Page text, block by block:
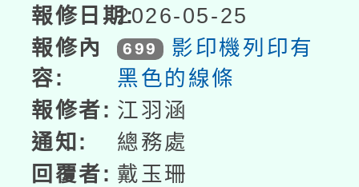
2026-05-25
699
影印機列印有
黑色的線條
江羽涵
總務處
戴玉珊